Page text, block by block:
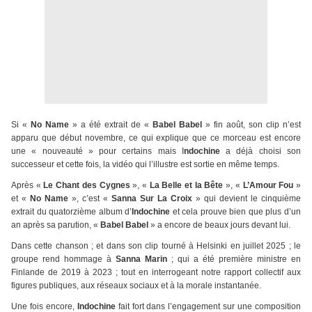
Si « No Name » a été extrait de « Babel Babel » fin août, son clip n’est
apparu que début novembre, ce qui explique que ce morceau est encore
une « nouveauté » pour certains mais I ndochinea déjà choisi son
successeur et cette fois, la vidéo qui l’illustre est sortie en même temps.
Après « Le Chant des Cygnes », « La Belle et la Bête», « L’Amour Fou»
et « No Name », c’est « Sanna Sur La Croix » qui devient le cinquième
extrait du quatorzième album d’ Indochine et cela prouve bien que plus d’un
an après sa parution, « Babel Babel » a encore de beaux jours devant lui.
Dans cette chanson ; et dans son clip tourné à Helsinki en juillet 2025 ; le
groupe rend hommage à Sanna Marin ; qui a été première ministre en
Finlande de 2019 à 2023 ; tout en interrogeant notre rapport collectif aux
figures publiques, aux réseaux sociaux et à la morale instantanée.
Une fois encore, Indochinefait fort dans l’engagement sur une composition